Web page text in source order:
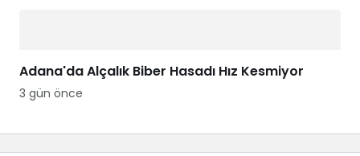
Adana'da Alçalık Biber Hasadı Hız Kesmiyor
3 gün önce